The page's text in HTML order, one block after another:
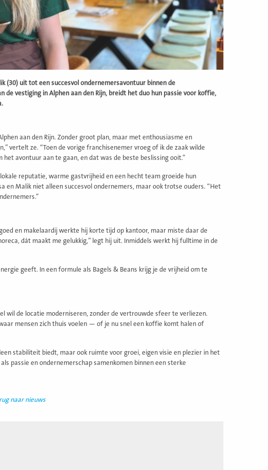
(30) uit tot een succesvol ondernemersavontuur binnen de
de vestiging in Alphen aan den Rijn, breidt het duo hun passie voor koffie,
aan den Rijn. Zonder groot plan, maar met enthousiasme en
vertelt ze. “Toen de vorige franchisenemer vroeg of ik de zaak wilde
avontuur aan te gaan, en dat was de beste beslissing ooit.”
reputatie, warme gastvrijheid en een hecht team groeide hun
Malik niet alleen succesvol ondernemers, maar ook trotse ouders. “Het
en makelaardij werkte hij korte tijd op kantoor, maar miste daar de
dát maakt me gelukkig,” legt hij uit. Inmiddels werkt hij fulltime in de
geeft. In een formule als Bagels & Beans krijg je de vrijheid om te
wil de locatie moderniseren, zonder de vertrouwde sfeer te verliezen.
mensen zich thuis voelen — of je nu snel een koffie komt halen of
stabiliteit biedt, maar ook ruimte voor groei, eigen visie en plezier in het
passie en ondernemerschap samenkomen binnen een sterke
naar nieuws